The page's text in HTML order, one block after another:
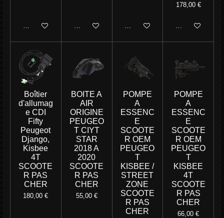
Ajouter au panier Ajouter au panier Ajouter au panier
178,00 €
M'avertir si
Boîtier
d'allumag
e CDI
Fifty
Peugeot
Django,
Kisbee
4T
SCOOTE
R PAS
CHER
180,00 €
BOITE A
AIR
ORIGINE
PEUGEO
T CIYT
STAR
2018 A
2020
SCOOTE
R PAS
CHER
55,00 €
POMPE
A
ESSENC
E
SCOOTE
R OEM
PEUGEO
T
KISBEE /
STREET
ZONE
SCOOTE
R PAS
CHER
POMPE
A
ESSENC
E
SCOOTE
R OEM
PEUGEO
T
KISBEE
4T
SCOOTE
R PAS
CHER
66,00 €